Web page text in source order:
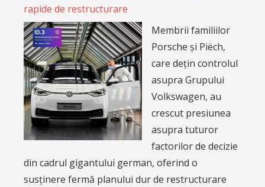
rapide de restructurare
Membrii familiilor
Porsche și Piëch,
care dețin controlul
asupra Grupului
Volkswagen, au
crescut presiunea
asupra tuturor
factorilor de decizie
din cadrul gigantului german, oferind o
susținere fermă planului dur de restructurare